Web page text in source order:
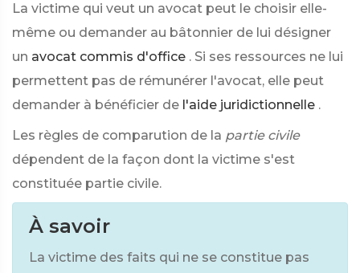
La victime qui veut un avocat peut le choisir elle-
même ou demander au bâtonnier de lui désigner
un avocat commis d'office . Si ses ressources ne lui
permettent pas de rémunérer l'avocat, elle peut
demander à bénéficier de l'aide juridictionnelle .
Les règles de comparution de la partie civile
dépendent de la façon dont la victime s'est
constituée partie civile.
À savoir
La victime des faits qui ne se constitue pas